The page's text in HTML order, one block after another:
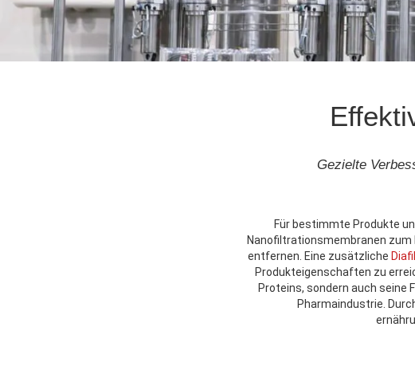
Gezielte
Für bestimmte Produkte
Nanofiltrationsmembranen
entfernen. Eine zusätzliche
Produkteigenschaften zu
Proteins, sondern auch seine
Pharmaindustrie.